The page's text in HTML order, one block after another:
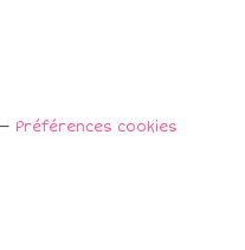
Préférences cookies